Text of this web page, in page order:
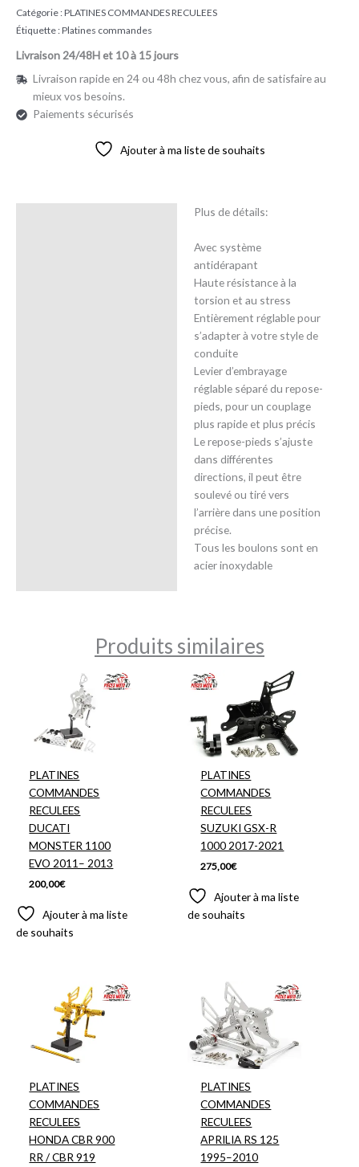
Catégorie :PLATINES COMMANDES RECULEES
Étiquette :Platines commandes
Livraison 24/48H et 10 à 15 jours
Livraison rapide en 24 ou 48h chez vous, afin de satisfaire au
mieux vos besoins.
Paiements sécurisés
Ajouter à ma liste de souhaits
Plus de détails:
Avec système
antidérapant
Haute résistance à la
torsion et au stress
Entièrement réglable pour
s’adapter à votre style de
conduite
Levier d’embrayage
réglable séparé du repose-
pieds, pour un couplage
plus rapide et plus précis
Le repose-pieds s’ajuste
dans différentes
directions, il peut être
soulevé ou tiré vers
l’arrière dans une position
précise.
Tous les boulons sont en
acier inoxydable
Produits similaires
PLATINES
COMMANDES
RECULEES
DUCATI
MONSTER 1100
EVO 2011– 2013
200,00€
Ajouter à ma liste
de souhaits
PLATINES
COMMANDES
RECULEES
SUZUKI GSX-R
1000 2017-2021
275,00€
Ajouter à ma liste
de souhaits
PLATINES
COMMANDES
RECULEES
HONDA CBR 900
RR / CBR 919
PLATINES
COMMANDES
RECULEES
APRILIA RS 125
1995–2010